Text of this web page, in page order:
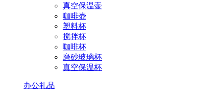
真空保温壶
咖啡壶
塑料杯
搅拌杯
咖啡杯
磨砂玻璃杯
真空保温杯
办公礼品